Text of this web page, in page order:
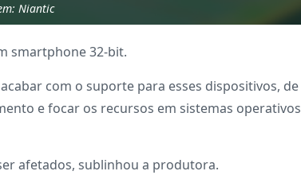
Niantic
smartphone 32-bit.
com o suporte para esses dispositivos, de
e focar os recursos em sistemas operativos
afetados, sublinhou a produtora.